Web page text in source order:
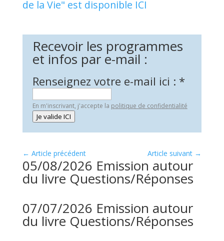
de la Vie" est disponible ICI
Recevoir les programmes
et infos par e-mail :
Renseignez votre e-mail ici : *
En m'inscrivant, j'accepte la politique de confidentialité
Je valide ICI
← Article précédent Article suivant →
05/08/2026 Emission autour
du livre Questions/Réponses
07/07/2026 Emission autour
du livre Questions/Réponses